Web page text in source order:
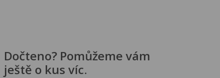
Dočteno? Pomůžeme vám
ještě o kus víc.